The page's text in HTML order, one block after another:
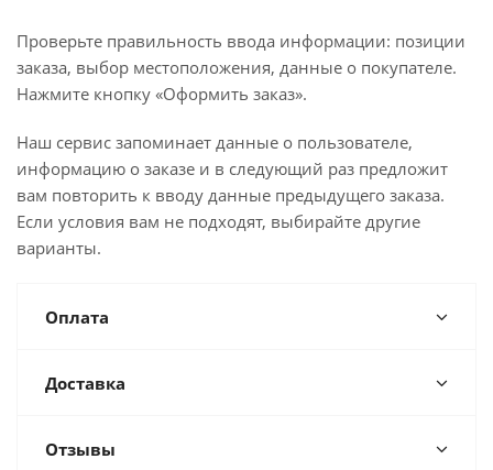
Проверьте правильность ввода информации: позиции
заказа, выбор местоположения, данные о покупателе.
Нажмите кнопку «Оформить заказ».
Наш сервис запоминает данные о пользователе,
информацию о заказе и в следующий раз предложит
вам повторить к вводу данные предыдущего заказа.
Если условия вам не подходят, выбирайте другие
варианты.
Оплата
Доставка
Отзывы